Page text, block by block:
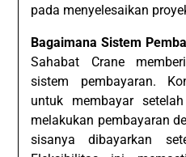
pada menyelesaikan
Bagaimana Sistem
Sahabat Crane
sistem pembayaran.
untuk membayar
melakukan pembayaran
sisanya dibayarkan